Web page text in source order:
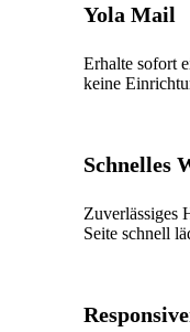
Yola Mail
Erhalte sofort
keine
Schnelles
Zuverlässiges
Seite schnell